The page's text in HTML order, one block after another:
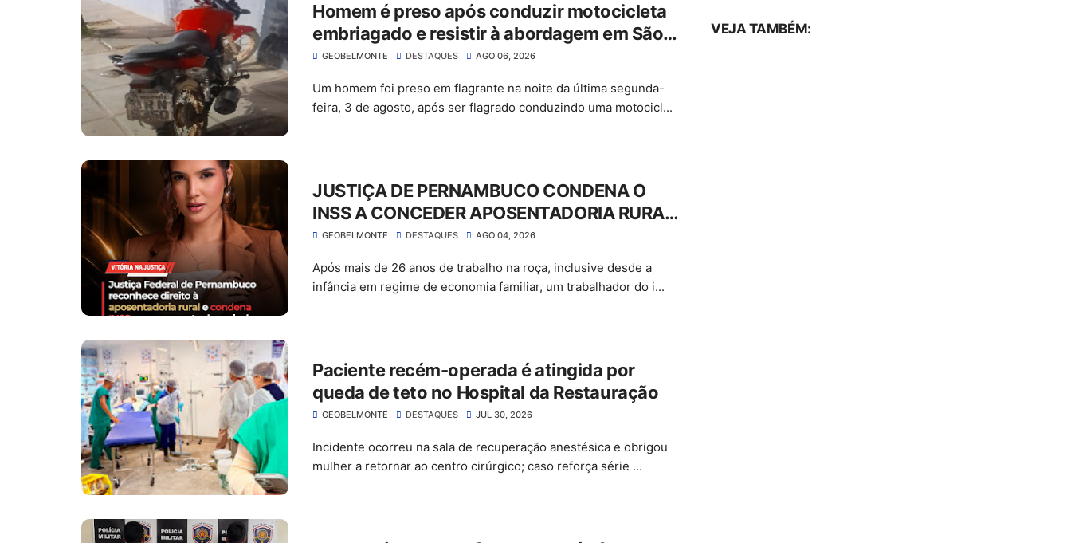
Homem é preso após conduzir motocicleta
embriagado e resistir à abordagem em São
José do Belmonte
GEOBELMONTE DESTAQUES AGO 06, 2026
Um homem foi preso em flagrante na noite da última segunda-
feira, 3 de agosto, após ser flagrado conduzindo uma motocicl...
JUSTIÇA DE PERNAMBUCO CONDENA O
INSS A CONCEDER APOSENTADORIA RURAL
E PAGAR MAIS DE R$ 30 MIL EM ATRASADOS
GEOBELMONTE DESTAQUES AGO 04, 2026
Após mais de 26 anos de trabalho na roça, inclusive desde a
infância em regime de economia familiar, um trabalhador do i...
Paciente recém-operada é atingida por
queda de teto no Hospital da Restauração
GEOBELMONTE DESTAQUES JUL 30, 2026
Incidente ocorreu na sala de recuperação anestésica e obrigou
mulher a retornar ao centro cirúrgico; caso reforça série ...
VEJA TAMBÉM: